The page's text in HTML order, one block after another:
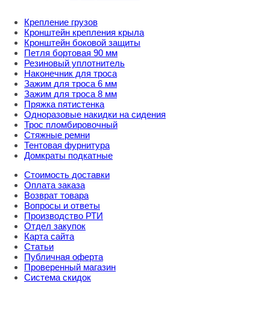
Крепление грузов
Кронштейн крепления крыла
Кронштейн боковой защиты
Петля бортовая 90 мм
Резиновый уплотнитель
Наконечник для троса
Зажим для троса 6 мм
Зажим для троса 8 мм
Пряжка пятистенка
Одноразовые накидки на сидения
Трос пломбировочный
Стяжные ремни
Тентовая фурнитура
Домкраты подкатные
Стоимость доставки
Оплата заказа
Возврат товара
Вопросы и ответы
Производство РТИ
Отдел закупок
Карта сайта
Статьи
Публичная оферта
Проверенный магазин
Система скидок